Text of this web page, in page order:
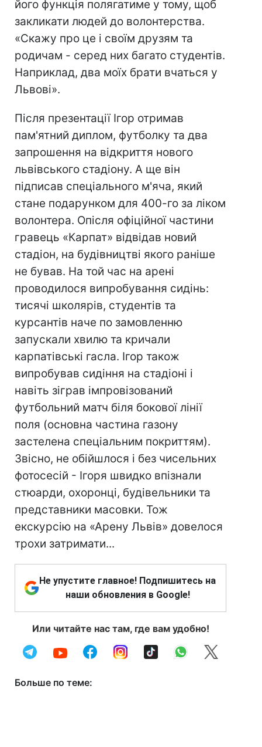
його функція полягатиме у тому, щоб
закликати людей до волонтерства.
«Скажу про це і своїм друзям та
родичам - серед них багато студентів.
Наприклад, два моїх брати вчаться у
Львові».
Після презентації Ігор отримав
пам'ятний диплом, футболку та два
запрошення на відкриття нового
львівського стадіону. А ще він
підписав спеціального м'яча, який
стане подарунком для 400-го за ліком
волонтера. Опісля офіційної частини
гравець «Карпат» відвідав новий
стадіон, на будівництві якого раніше
не бував. На той час на арені
проводилося випробування сидінь:
тисячі школярів, студентів та
курсантів наче по замовленню
запускали хвилю та кричали
карпатівські гасла. Ігор також
випробував сидіння на стадіоні і
навіть зіграв імпровізований
футбольний матч біля бокової лінії
поля (основна частина газону
застелена спеціальним покриттям).
Звісно, не обійшлося і без чисельних
фотосесій - Ігоря швидко впізнали
стюарди, охоронці, будівельники та
представники масовки. Тож
екскурсію на «Арену Львів» довелося
трохи затримати...
Не упустите главное! Подпишитесь на
наши обновления в Google!
Или читайте нас там, где вам удобно!
Больше по теме: